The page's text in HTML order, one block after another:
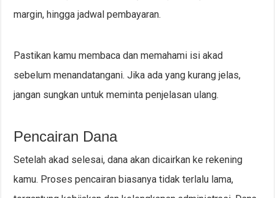
margin, hingga jadwal pembayaran.
Pastikan kamu membaca dan memahami isi akad
sebelum menandatangani. Jika ada yang kurang jelas,
jangan sungkan untuk meminta penjelasan ulang.
Pencairan Dana
Setelah akad selesai, dana akan dicairkan ke rekening
kamu. Proses pencairan biasanya tidak terlalu lama,